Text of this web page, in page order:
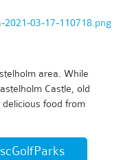
2021-03-17-110718.png
area. While
Castle, old
food from